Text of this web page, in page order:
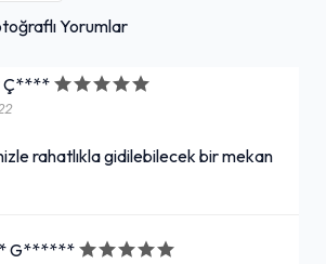
Yorumlar
rahatlıkla gidilebilecek bir mekan
G******